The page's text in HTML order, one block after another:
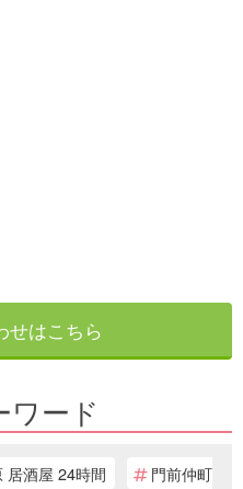
せはこちら
ワード
居酒屋 24時間
門前仲町